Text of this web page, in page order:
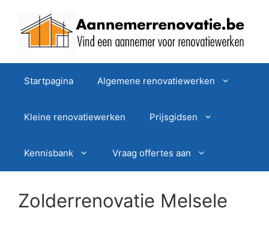
Startpagina Algemene renovatiewerken
Kleine renovatiewerken Prijsgidsen
Kennisbank Vraag offertes aan
Zolderrenovatie Melsele